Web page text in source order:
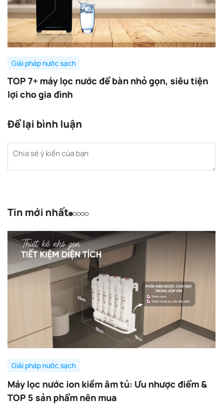
Giải pháp nước sạch
TOP 7+ máy lọc nước để bàn nhỏ gọn, siêu tiện
lợi cho gia đình
Để lại bình luận
Tin mới nhất
Giải pháp nước sạch
Máy lọc nước ion kiềm âm tủ: Ưu nhược điểm &
TOP 5 sản phẩm nên mua